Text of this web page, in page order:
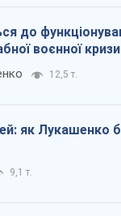
до
воєнної кризи
12,5 т.
як Лукашенко
9,1 т.